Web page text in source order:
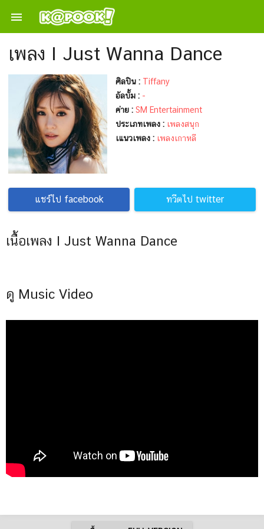

เพลง I Just Wanna Dance
ศิลปิน : Tiffany
อัลบั้ม : -
ค่าย : SM Entertainment
ประเภทเพลง : เพลงสนุก
เแนวเพลง : เพลงเกาหลี
แชร์ไป facebook ทวีตไป twitter
เนื้อเพลง I Just Wanna Dance
ดู Music Video